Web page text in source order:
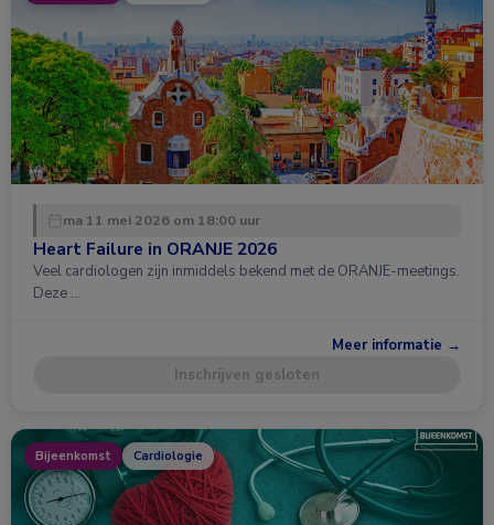
ma 11 mei 2026 om 18:00 uur
Heart Failure in ORANJE 2026
Veel cardiologen zijn inmiddels bekend met de ORANJE-meetings.
Deze …
Meer informatie →
Inschrijven gesloten
Bijeenkomst Cardiologie